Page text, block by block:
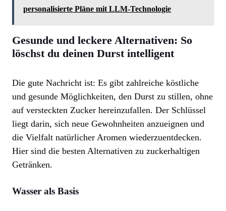
personalisierte Pläne mit LLM-Technologie
Gesunde und leckere Alternativen: So
löschst du deinen Durst intelligent
Die gute Nachricht ist: Es gibt zahlreiche köstliche
und gesunde Möglichkeiten, den Durst zu stillen, ohne
auf versteckten Zucker hereinzufallen. Der Schlüssel
liegt darin, sich neue Gewohnheiten anzueignen und
die Vielfalt natürlicher Aromen wiederzuentdecken.
Hier sind die besten Alternativen zu zuckerhaltigen
Getränken.
Wasser als Basis